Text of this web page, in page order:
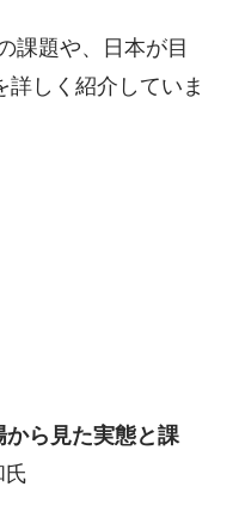
課題や、日本が目
しく紹介していま
ら見た実態と課